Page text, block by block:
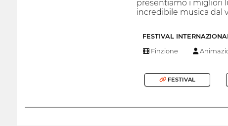
presentiamo i migliori
incredibile musica dal
FESTIVAL
Finzione
FESTIVAL